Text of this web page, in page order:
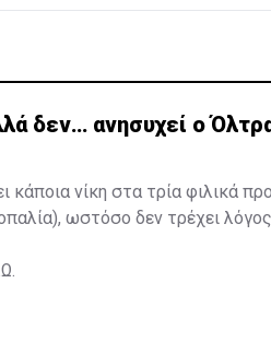
δεν… ανησυχεί ο
κάποια νίκη στα τρία φιλικά
ωστόσο δεν τρέχει